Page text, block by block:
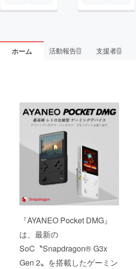
ホーム 活動報告2 支援者7
『AYANEO Pocket DMG』
は、最新の
SoC〝Snapdragon® G3x
Gen 2〟を搭載したゲーミン